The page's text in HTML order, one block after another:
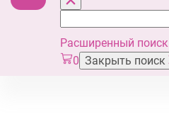
Расширенный поиск
0 Закрыть поиск